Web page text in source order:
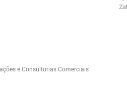
e Consultorias Comerciais